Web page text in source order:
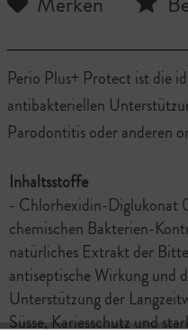
Perio Plus+ Protect ist die
antibakteriellen
Parodontitis oder anderen
Inhaltsstoffe
- Chlorhexidin-Diglukonat
chemischen Bakterien-
natürliches Extrakt der
antiseptische Wirkung und
Unterstützung der
Süsse, Kariesschutz und